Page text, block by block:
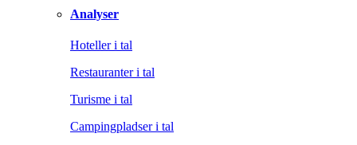
Analyser
Hoteller i tal
Restauranter i tal
Turisme i tal
Campingpladser i tal